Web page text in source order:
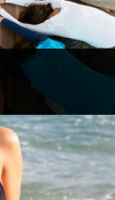
| Bunte